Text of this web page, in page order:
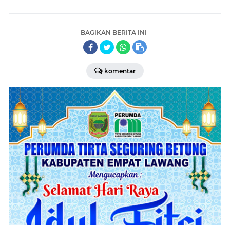
BAGIKAN BERITA INI
komentar